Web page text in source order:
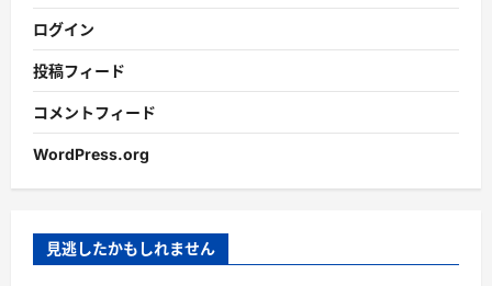
ログイン
投稿フィード
コメントフィード
WordPress.org
見逃したかもしれません